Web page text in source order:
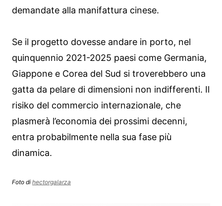
demandate alla manifattura cinese.
Se il progetto dovesse andare in porto, nel
quinquennio 2021-2025 paesi come Germania,
Giappone e Corea del Sud si troverebbero una
gatta da pelare di dimensioni non indifferenti. Il
risiko del commercio internazionale, che
plasmerà l’economia dei prossimi decenni,
entra probabilmente nella sua fase più
dinamica.
Foto di hectorgalarza